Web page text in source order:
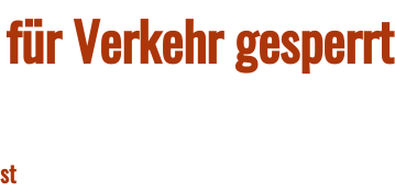
Verkehr gesperrt